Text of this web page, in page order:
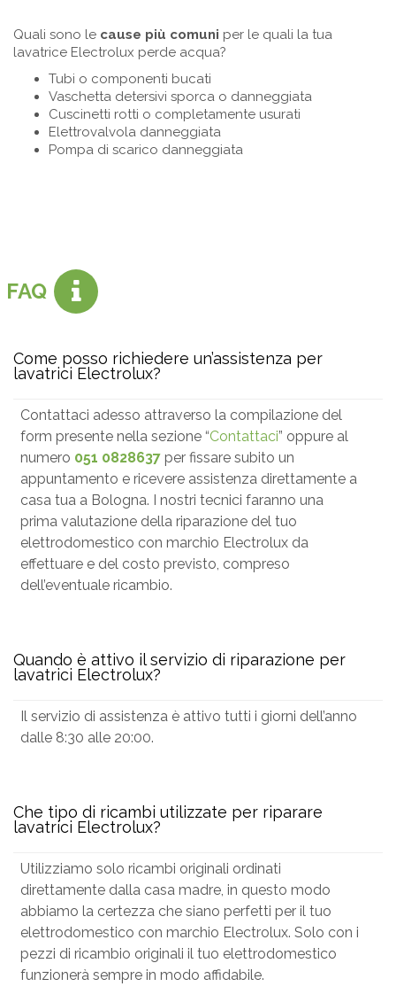
Quali sono le cause più comuni per le quali la tua
lavatrice Electrolux perde acqua?
Tubi o componenti bucati
Vaschetta detersivi sporca o danneggiata
Cuscinetti rotti o completamente usurati
Elettrovalvola danneggiata
Pompa di scarico danneggiata
FAQ
Come posso richiedere un’assistenza per
lavatrici Electrolux?
Contattaci adesso attraverso la compilazione del
form presente nella sezione “Contattaci” oppure al
numero 051 0828637 per fissare subito un
appuntamento e ricevere assistenza direttamente a
casa tua a Bologna. I nostri tecnici faranno una
prima valutazione della riparazione del tuo
elettrodomestico con marchio Electrolux da
effettuare e del costo previsto, compreso
dell’eventuale ricambio.
Quando è attivo il servizio di riparazione per
lavatrici Electrolux?
Il servizio di assistenza è attivo tutti i giorni dell’anno
dalle 8:30 alle 20:00.
Che tipo di ricambi utilizzate per riparare
lavatrici Electrolux?
Utilizziamo solo ricambi originali ordinati
direttamente dalla casa madre, in questo modo
abbiamo la certezza che siano perfetti per il tuo
elettrodomestico con marchio Electrolux. Solo con i
pezzi di ricambio originali il tuo elettrodomestico
funzionerà sempre in modo affidabile.